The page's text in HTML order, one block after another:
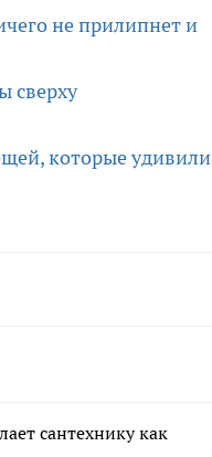
не прилипнет и
сверху
которые удивили
сантехнику как